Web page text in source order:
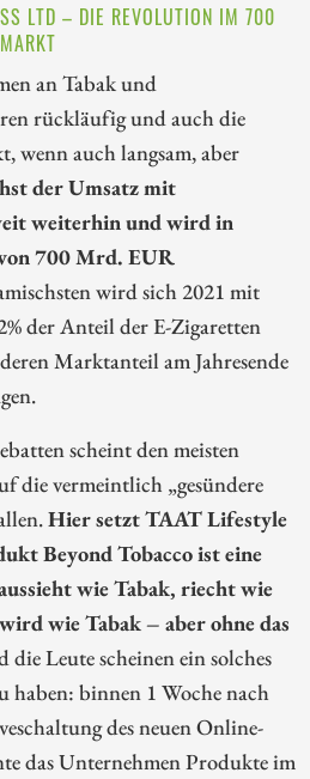
LTD – DIE REVOLUTION IM 700
an Tabak und
rückläufig und auch die
wenn auch langsam, aber
der Umsatz mit
weiterhin und wird in
700 Mrd. EUR
wird sich 2021 mit
der Anteil der E-Zigaretten
Marktanteil am Jahresende
scheint den meisten
die vermeintlich „gesündere
Hier setzt TAAT Lifestyle
Beyond Tobacco ist eine
wie Tabak, riecht wie
wie Tabak – aber ohne das
die Leute scheinen ein solches
haben: binnen 1 Woche nach
des neuen Online-
das Unternehmen Produkte im